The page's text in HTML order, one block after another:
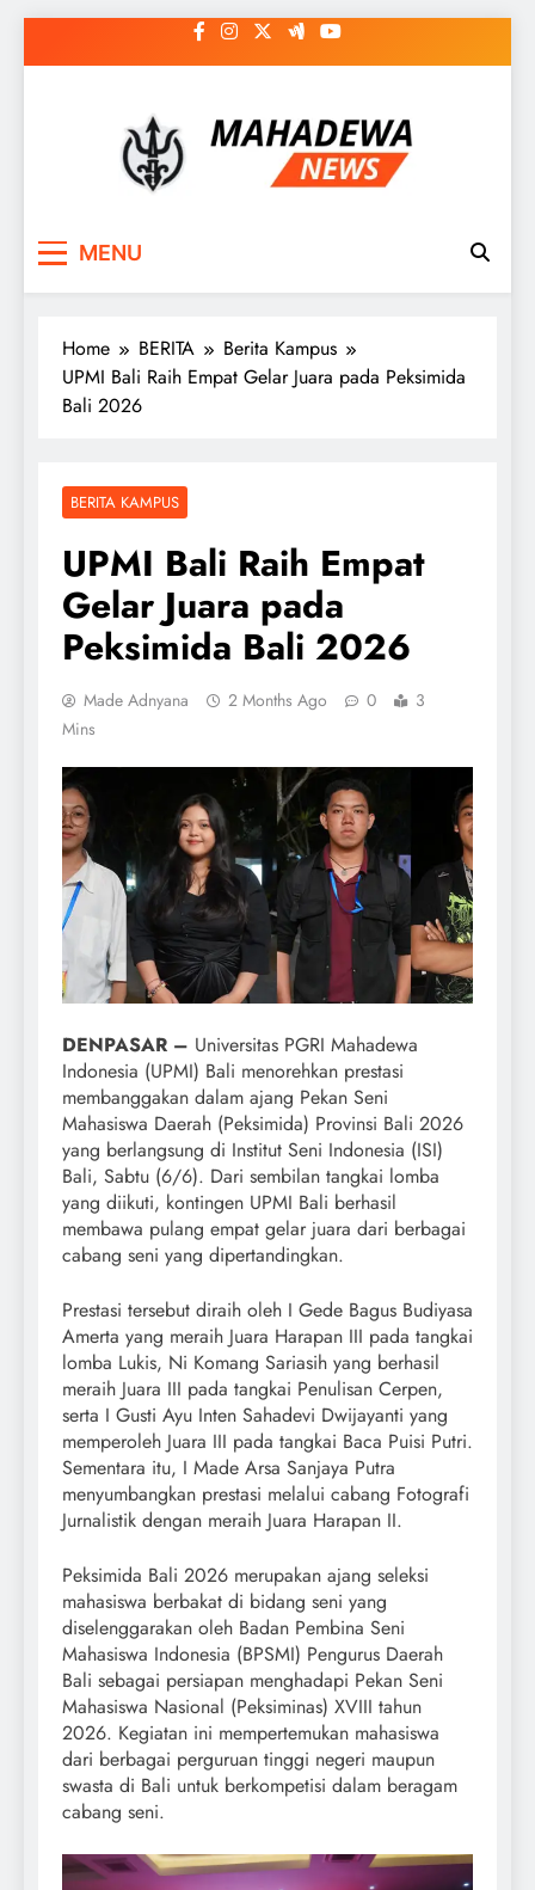
to
MAHADEWA NEWS
MENU
Home BERITA
Berita Kampus
UPMI Bali Raih Empat Gelar Juara pada Peksimida
Bali 2026
BERITA KAMPUS
UPMI Bali Raih Empat
Gelar Juara pada
Peksimida Bali 2026
Made Adnyana 2 Months Ago 0
3
Mins
DENPASAR – Universitas PGRI Mahadewa
Indonesia (UPMI) Bali menorehkan prestasi
membanggakan dalam ajang Pekan Seni
Mahasiswa Daerah (Peksimida) Provinsi Bali 2026
yang berlangsung di Institut Seni Indonesia (ISI)
Bali, Sabtu (6/6). Dari sembilan tangkai lomba
yang diikuti, kontingen UPMI Bali berhasil
membawa pulang empat gelar juara dari berbagai
cabang seni yang dipertandingkan.
Prestasi tersebut diraih oleh I Gede Bagus Budiyasa
Amerta yang meraih Juara Harapan III pada tangkai
lomba Lukis, Ni Komang Sariasih yang berhasil
meraih Juara III pada tangkai Penulisan Cerpen,
serta I Gusti Ayu Inten Sahadevi Dwijayanti yang
memperoleh Juara III pada tangkai Baca Puisi Putri.
Sementara itu, I Made Arsa Sanjaya Putra
menyumbangkan prestasi melalui cabang Fotografi
Jurnalistik dengan meraih Juara Harapan II.
Peksimida Bali 2026 merupakan ajang seleksi
mahasiswa berbakat di bidang seni yang
diselenggarakan oleh Badan Pembina Seni
Mahasiswa Indonesia (BPSMI) Pengurus Daerah
Bali sebagai persiapan menghadapi Pekan Seni
Mahasiswa Nasional (Peksiminas) XVIII tahun
2026. Kegiatan ini mempertemukan mahasiswa
dari berbagai perguruan tinggi negeri maupun
swasta di Bali untuk berkompetisi dalam beragam
cabang seni.